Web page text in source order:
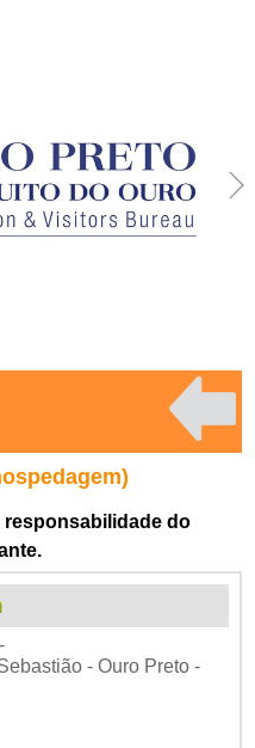
responsabilidade do
- Ouro Preto -